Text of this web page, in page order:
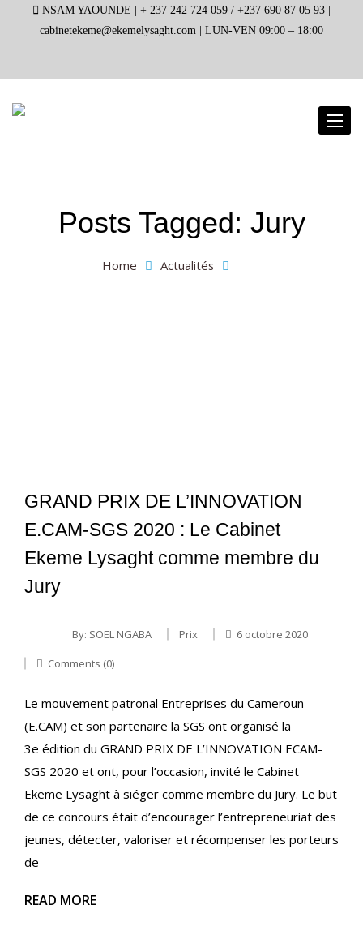
NSAM YAOUNDE | + 237 242 724 059 / +237 690 87 05 93 |
cabinetekeme@ekemelysaght.com | LUN-VEN 09:00 – 18:00
Posts Tagged: Jury
Home Actualités
GRAND PRIX DE L’INNOVATION
E.CAM-SGS 2020 : Le Cabinet
Ekeme Lysaght comme membre du
Jury
By: SOEL NGABA Prix
6 octobre 2020
Comments (0)
Le mouvement patronal Entreprises du Cameroun
(E.CAM) et son partenaire la SGS ont organisé la
3e édition du GRAND PRIX DE L’INNOVATION ECAM-
SGS 2020 et ont, pour l’occasion, invité le Cabinet
Ekeme Lysaght à siéger comme membre du Jury. Le but
de ce concours était d’encourager l’entrepreneuriat des
jeunes, détecter, valoriser et récompenser les porteurs
de
READ MORE